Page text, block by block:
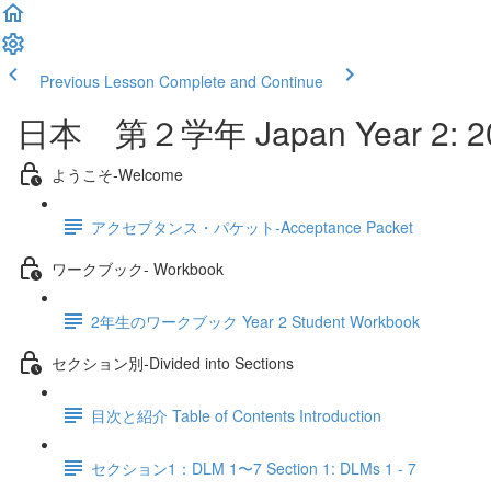
Previous Lesson Complete and Continue
日本 第２学年 Japan Year 2:
ようこそ‐Welcome
アクセプタンス・パケット‐Acceptance Packet
ワークブック- Workbook
2年生のワークブック Year 2 Student Workbook
セクション別‐Divided into Sections
目次と紹介 Table of Contents Introduction
セクション1：DLM 1〜7 Section 1: DLMs 1 - 7